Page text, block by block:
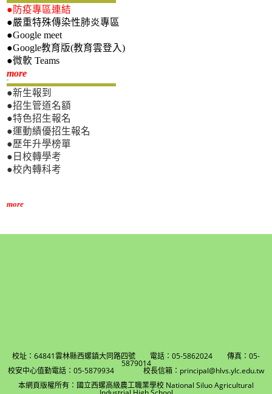
●防疫專區連結
●嚴重特殊傳染性肺炎專區
●Google meet
●Google教育版(教育雲登入)
●微軟 Teams
more新生專區
●新生報到
●招生管道名額
●特色招生報名
●運動績優招生報名
●歷年升學榜單
●日校轉學考
●校內轉科考
more
校址：64841雲林縣西螺鎮大同路四號 電話：05-5862024 傳真：05-
5879014
校安中心值勤電話：05-5879934 校長信箱：principal@hlvs.ylc.edu.tw
本網頁版權所有：國立西螺高級農工職業學校 National Siluo Agricultural